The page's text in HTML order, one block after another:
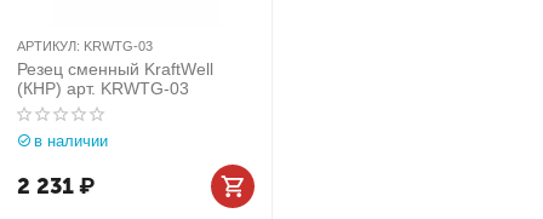
АРТИКУЛ: KRWTG-03
Резец сменный KraftWell
(КНР) арт. KRWTG-03
в наличии
2 231₽